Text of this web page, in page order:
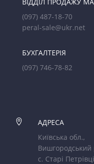
(097) 487-18-70
peral-sale@ukr.net
БУХГАЛТЕРІЯ
(097) 746-78-82

АДРЕСА
Київська обл.,
Вишгородський
с. Старі